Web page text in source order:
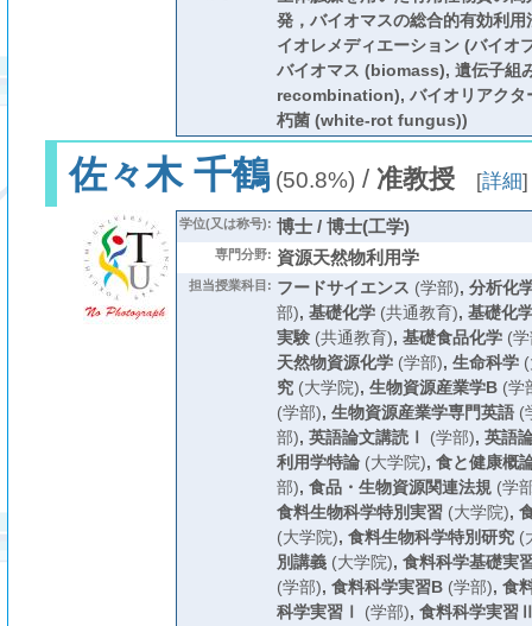
発，バイオマスの総合的有効利
イオレメディエーション (バイ
バイオマス (biomass), 遺伝子組
recombination), バイオリアク
朽菌 (white-rot fungus))
佐々木 千鶴(50.8%) / 准教授 [詳細]
学位(又は称号): 博士 / 博士(工学)
専門分野: 資源天然物利用学
担当授業科目: フードサイエンス (学部), 分析化
部), 基礎化学(共通教育), 基礎化
実験(共通教育), 基礎食品化学(学
天然物資源化学(学部), 生命科学(
究(大学院), 生物資源産業学B(学
(学部), 生物資源産業学専門英語(
部), 英語論文講読Ⅰ (学部), 英語
利用学特論(大学院), 食と健康概
部), 食品・生物資源関連法規(学
食料生物科学特別実習(大学院),
(大学院), 食料生物科学特別研究(
別講義(大学院), 食料科学基礎実
(学部), 食料科学実習B(学部), 食
科学実習Ⅰ
(学部), 食料科学実習